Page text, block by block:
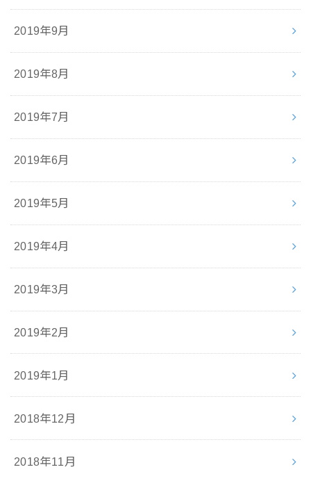
2019年9月
2019年8月
2019年7月
2019年6月
2019年5月
2019年4月
2019年3月
2019年2月
2019年1月
2018年12月
2018年11月